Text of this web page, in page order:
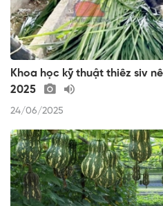
Khoa học kỹ thuật thiêz siv
2025
24/06/2025